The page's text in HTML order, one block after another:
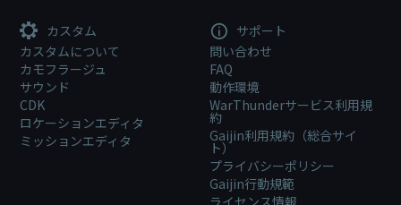
カスタム
カスタムについて
カモフラージュ
サウンド
CDK
ロケーションエディタ
ミッションエディタ
サポート
問い合わせ
FAQ
動作環境
WarThunderサービス利用規
約
Gaijin利用規約（総合サイ
ト）
プライバシーポリシー
Gaijin行動規範
ライセンス情報